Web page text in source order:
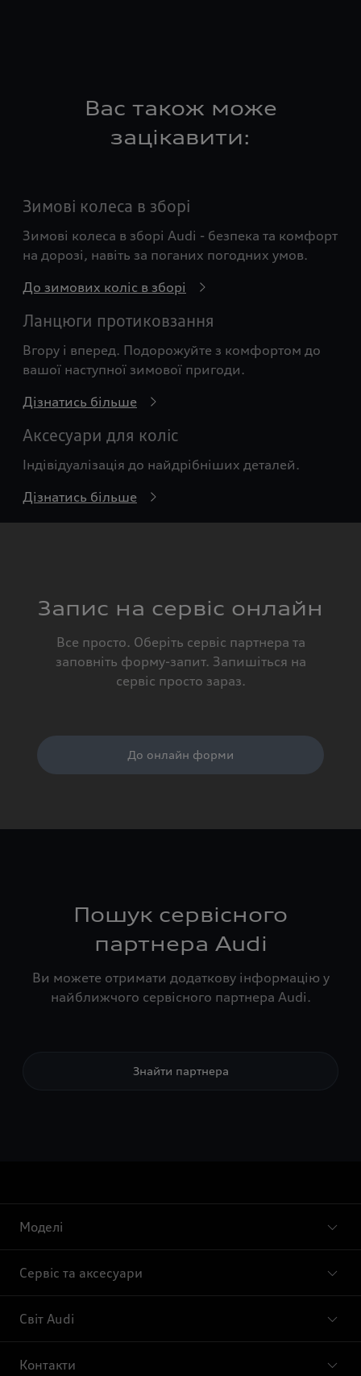
Вас також може
зацікавити:
Зимові колеса в зборі
Зимові колеса в зборі Audi - безпека та комфорт
на дорозі, навіть за поганих погодних умов.
До зимових коліс в зборі
Ланцюги протиковзання
Вгору і вперед. Подорожуйте з комфортом до
вашої наступної зимової пригоди.
Дізнатись більше
Аксесуари для коліс
Індівідуалізація до найдрібніших деталей.
Дізнатись більше
Запис на сервіс онлайн
Все просто. Оберіть сервіс партнера та
заповніть форму-запит. Запишіться на
сервіс просто зараз.
До онлайн форми
Пошук сервісного
партнера Audi
Ви можете отримати додаткову інформацію у
найближчого сервісного партнера Audi.
Знайти партнера
Моделі
Сервіс та аксесуари
Світ Audi
Контакти